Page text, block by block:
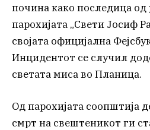
почина како последица од
парохијата „Свети Јосиф
својата официјална
Инцидентот се случил
светата миса во Планица.
Од парохијата соопштија
смрт на свештеникот ги